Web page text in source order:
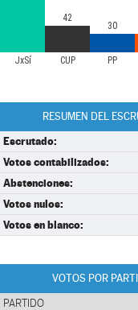
JxSí CUP PP
42
30
RESUMEN DEL
Escrutado:
Votos contabilizados:
Abstenciones:
Votos nulos:
Votos en blanco:
VOTOS POR
PARTIDO